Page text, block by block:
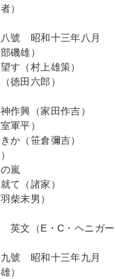
）
號 昭和十三年八月
磯雄）
す（村上雄策）
徳田六郎）
作興（家田作吉）
軍平）
か（笹倉彌吉）
嵐
て（諸家）
柴末男）
英文（E・C・ヘニガー
號 昭和十三年九月
）